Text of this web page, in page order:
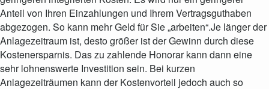
Anteil von Ihren Einzahlungen und Ihrem Vertragsguthaben
abgezogen. So kann mehr Geld für Sie „arbeiten“.Je länger der
Anlagezeitraum ist, desto größer ist der Gewinn durch diese
Kostenersparnis. Das zu zahlende Honorar kann dann eine
sehr lohnenswerte Investition sein. Bei kurzen
Anlagezeiträumen kann der Kostenvorteil jedoch auch so